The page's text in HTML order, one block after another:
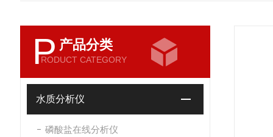
P 产品分类
RODUCT CATEGORY
水质分析仪
磷酸盐在线分析仪